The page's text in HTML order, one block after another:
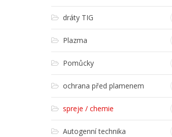
dráty TIG
Plazma
Pomůcky
ochrana před plamenem
spreje / chemie
Autogenní technika